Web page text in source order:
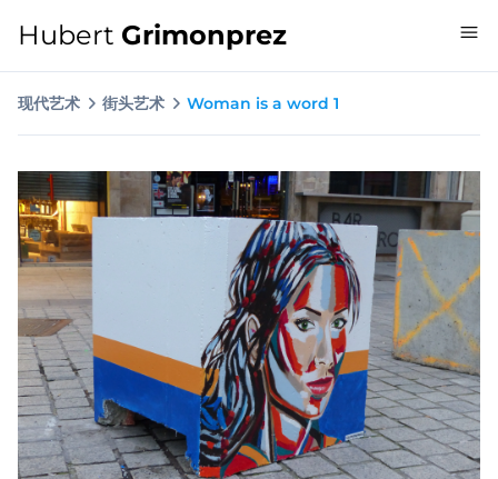
Hubert Grimonprez
现代艺术 街头艺术 Woman is a word 1